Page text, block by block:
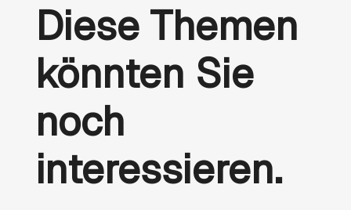
Diese Themen
könnten Sie
noch
interessieren.